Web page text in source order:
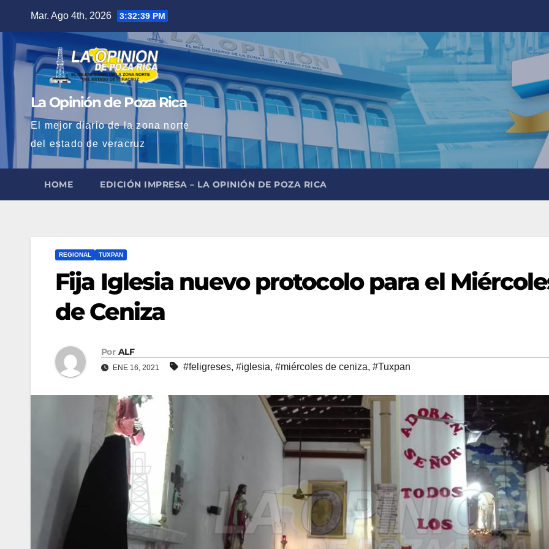
contenido
Mar. Ago 4th, 2026 3:32:41 PM
La Opinión de Poza Rica
El mejor diario de la zona norte
del estado de veracruz
HOME EDICIÓN IMPRESA – LA OPINIÓN DE POZA RICA
REGIONAL TUXPAN
Fija Iglesia nuevo protocolo para el
de Ceniza
Por ALF
ENE 16, 2021 #feligreses, #iglesia, #miércoles de ceniza, #Tuxpan